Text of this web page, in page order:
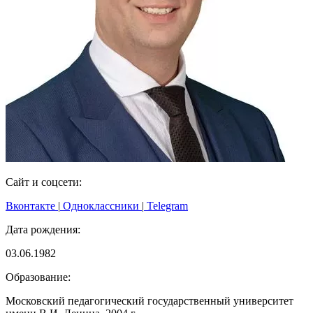
Сайт и соцсети:
Вконтакте | Одноклассники | Telegram
Дата рождения:
03.06.1982
Образование:
Московский педагогический государственный университет